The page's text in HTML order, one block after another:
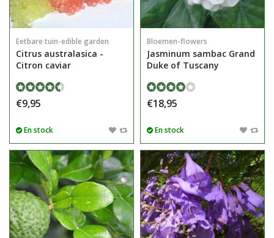
Eetbare tuin-edible garden
Citrus australasica -
Citron caviar
€9,95
En stock
Bloemen-flowers
Jasminum sambac Grand
Duke of Tuscany
€18,95
En stock